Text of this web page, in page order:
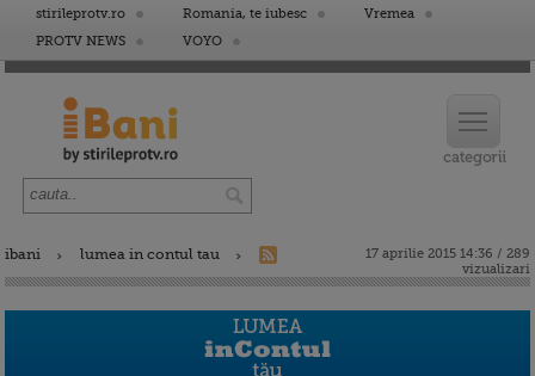
stirileprotv.ro Romania, te iubesc
Vremea
PROTV NEWS
VOYO
ibani lumea in contul tau
17 aprilie 2015 14:36 / 289
vizualizari